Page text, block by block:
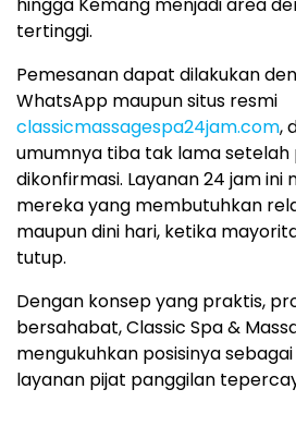
tertinggi.
Pemesanan dapat dilakukan
WhatsApp maupun situs resmi
classicmassagespa24jam.com,
umumnya tiba tak lama setelah
dikonfirmasi. Layanan 24 jam ini
mereka yang membutuhkan
maupun dini hari, ketika
tutup.
Dengan konsep yang praktis,
bersahabat, Classic Spa &
mengukuhkan posisinya
layanan pijat panggilan